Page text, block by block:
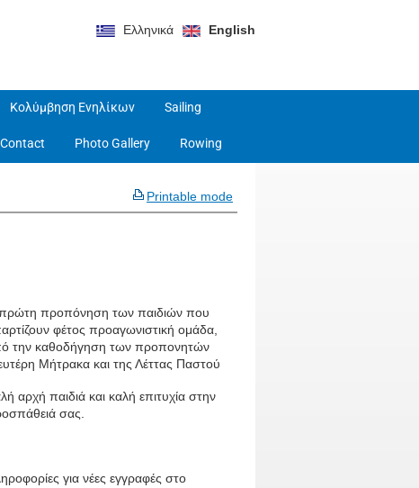
Ελληνικά English
Κολύμβηση Ενηλίκων Sailing
Contact Photo Gallery Rowing
Printable mode
προπόνηση των παιδιών που
φέτος προαγωνιστική ομάδα,
την καθοδήγηση των προπονητών
Μήτρακα και της Λέττας Παστού
αρχή παιδιά και καλή επιτυχία στην
σας.
για νέες εγγραφές στο